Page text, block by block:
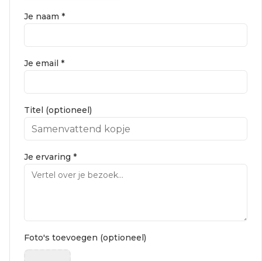
Je naam *
Je email *
Titel (optioneel)
Je ervaring *
Foto's toevoegen (optioneel)